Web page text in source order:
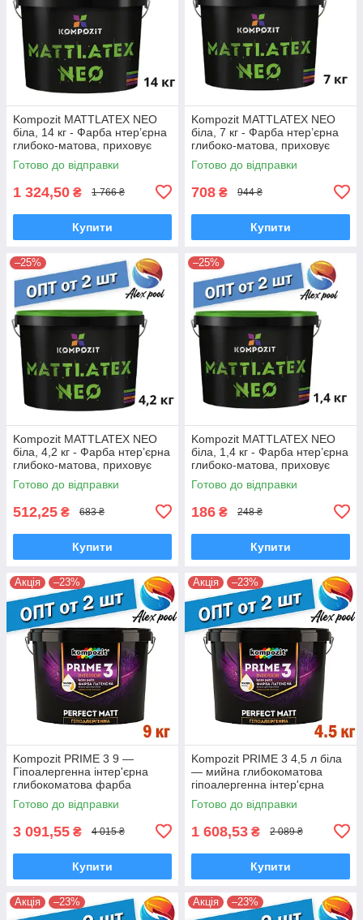
Kompozit MATTLATEX NEO
біла, 14 кг - Фарба нтер’єрна
глибоко-матова, приховує
дрібні нерівності поверхні
Готово до відправки
1 324,50 ₴ 1 766 ₴
Купити
Kompozit MATTLATEX NEO
біла, 7 кг - Фарба нтер’єрна
глибоко-матова, приховує
дрібні нерівності поверхні
Готово до відправки
708 ₴ 944 ₴
Купити
–25%
Kompozit MATTLATEX NEO
біла, 4,2 кг - Фарба нтер’єрна
глибоко-матова, приховує
дрібні нерівності поверхні
Готово до відправки
512,25 ₴ 683 ₴
Купити
–25%
Kompozit MATTLATEX NEO
біла, 1,4 кг - Фарба нтер’єрна
глибоко-матова, приховує
дрібні нерівності поверхні
Готово до відправки
186 ₴ 248 ₴
Купити
Акція –23%
Kompozit PRIME 3 9 —
Гіпоалергенна інтер'єрна
глибокоматова фарба
преміальна фарба з ефектом
лотоса
Готово до відправки
3 091,55 ₴ 4 015 ₴
Купити
Акція –23%
Kompozit PRIME 3 4,5 л біла
— мийна глибокоматова
гіпоалергенна інтер'єрна
фарба для стін і стель
Готово до відправки
1 608,53 ₴ 2 089 ₴
Купити
Акція –23% Акція –23%